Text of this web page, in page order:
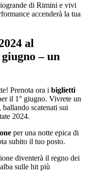
di Rimini e vivi
accenderà la tua
al
– un
Prenota ora i biglietti
il 1° giugno. Vivrete un
scatenati sui
2024.
per una notte epica di
subito il tuo posto.
diventerà il regno dei
sulle hit più